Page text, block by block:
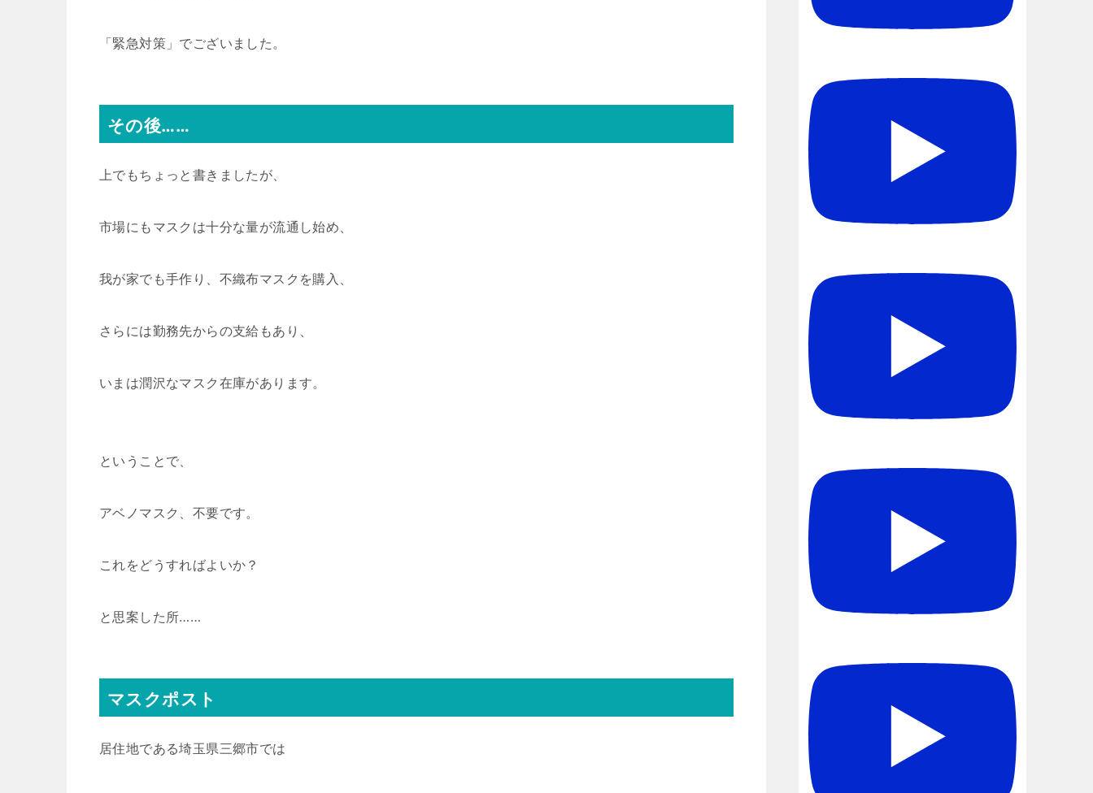
「緊急対策」でございました。
その後……
上でもちょっと書きましたが、
市場にもマスクは十分な量が流通し始め、
我が家でも手作り、不織布マスクを購入、
さらには勤務先からの支給もあり、
いまは潤沢なマスク在庫があります。
ということで、
アベノマスク、不要です。
これをどうすればよいか？
と思案した所……
マスクポスト
居住地である埼玉県三郷市では